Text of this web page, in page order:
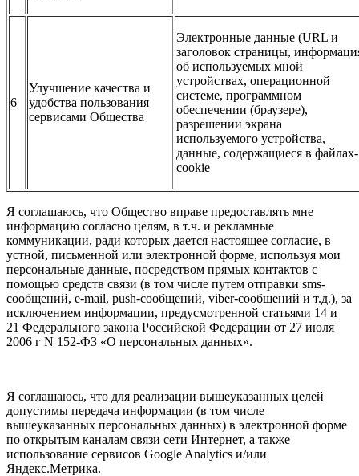
6
Улучшение качества и
удобства пользования
сервисами Общества
Электронные данные (URL и
заголовок страницы,
об используемых мной
устройствах, операционной
системе, программном
обеспечении (браузере),
разрешении экрана
используемого устройства,
данные, содержащиеся в файлах-
cookie
Я соглашаюсь, что Общество вправе предоставлять мне
информацию согласно целям, в т.ч. и рекламные
коммуникации, ради которых дается настоящее согласие, в
устной, письменной или электронной форме, используя мои
персональные данные, посредством прямых контактов с
помощью средств связи (в том числе путем отправки sms-
сообщений, e-mail, push-сообщений, viber-сообщений и т.д.), за
исключением информации, предусмотренной статьями 14 и
21 Федерального закона Российской Федерации от 27 июля
2006 г N 152-ФЗ «О персональных данных».
Я соглашаюсь, что для реализации вышеуказанных целей
допустимы передача информации (в том числе
вышеуказанных персональных данных) в электронной форме
по открытым каналам связи сети Интернет, а также
использование сервисов Google Analytics и/или
Яндекс.Метрика.